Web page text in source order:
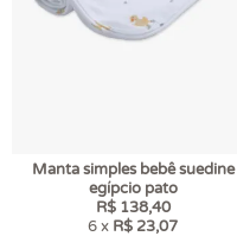
Manta simples bebê suedine
egípcio pato
R$ 138,40
6 x R$ 23,07